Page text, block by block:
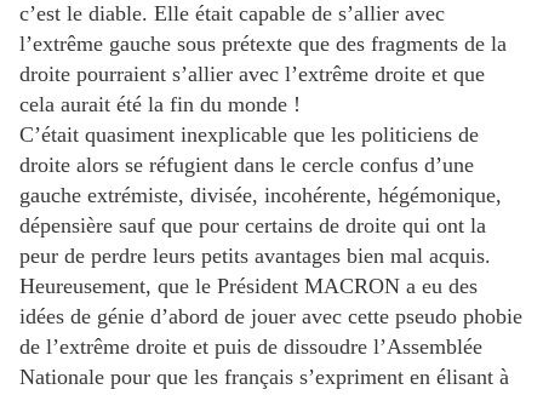
c’est le diable. Elle était capable de s’allier avec
l’extrême gauche sous prétexte que des fragments de la
droite pourraient s’allier avec l’extrême droite et que
cela aurait été la fin du monde !
C’était quasiment inexplicable que les politiciens de
droite alors se réfugient dans le cercle confus d’une
gauche extrémiste, divisée, incohérente, hégémonique,
dépensière sauf que pour certains de droite qui ont la
peur de perdre leurs petits avantages bien mal acquis.
Heureusement, que le Président MACRON a eu des
idées de génie d’abord de jouer avec cette pseudo phobie
de l’extrême droite et puis de dissoudre l’Assemblée
Nationale pour que les français s’expriment en élisant à